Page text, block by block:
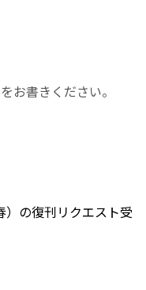
お書きください。
）の復刊リクエスト受